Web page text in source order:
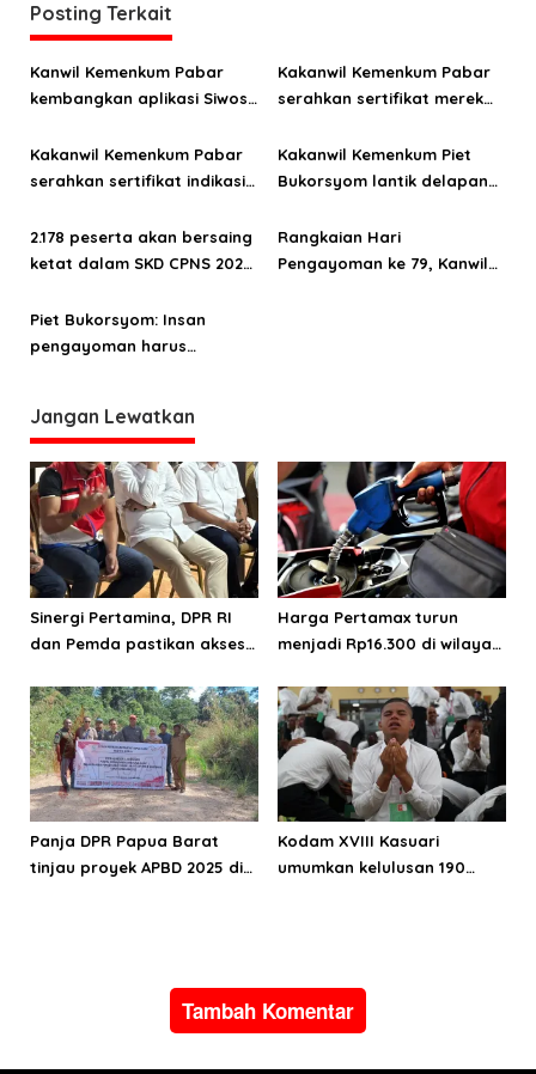
s
i
p
s
Posting Terkait
Kanwil Kemenkum Pabar
kembangkan aplikasi Siwosi
Kakanwil Kemenkum Pabar
serahkan sertifikat merek
publik
Kakanwil Kemenkum Pabar
serahkan sertifikat indikasi
Kakanwil Kemenkum Piet
Bukorsyom lantik delapan
2.178 peserta akan bersaing
ketat dalam SKD CPNS 2024,
Rangkaian Hari
Pengayoman ke 79, Kanwil
Piet Bukorsyom: Insan
pengayoman harus
Jangan Lewatkan
Sinergi Pertamina, DPR RI
dan Pemda pastikan akses
Harga Pertamax turun
menjadi Rp16.300 di wilayah
Panja DPR Papua Barat
tinjau proyek APBD 2025 di
Kodam XVIII Kasuari
umumkan kelulusan 190
Tambah Komentar